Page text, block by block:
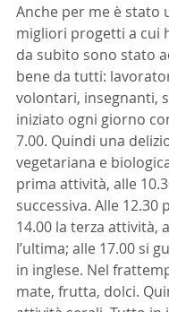
Anche per me è stato
migliori progetti a cui
da subito sono stato
bene da tutti:
volontari, insegnanti,
iniziato ogni giorno
7.00. Quindi una
vegetariana e
prima attività, alle
successiva. Alle 12.30
14.00 la terza attività,
l’ultima; alle 17.00 si
in inglese. Nel
mate, frutta, dolci.